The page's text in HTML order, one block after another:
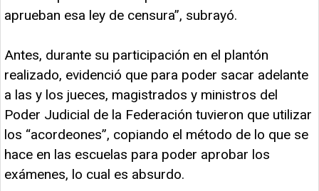
aprueban esa ley de censura”, subrayó.
Antes, durante su participación en el plantón
realizado, evidenció que para poder sacar adelante
a las y los jueces, magistrados y ministros del
Poder Judicial de la Federación tuvieron que utilizar
los “acordeones”, copiando el método de lo que se
hace en las escuelas para poder aprobar los
exámenes, lo cual es absurdo.